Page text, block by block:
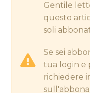
RICERCHE
PREVISIONI/
Gentile
questo
soli
Se sei
tua login e
richiedere